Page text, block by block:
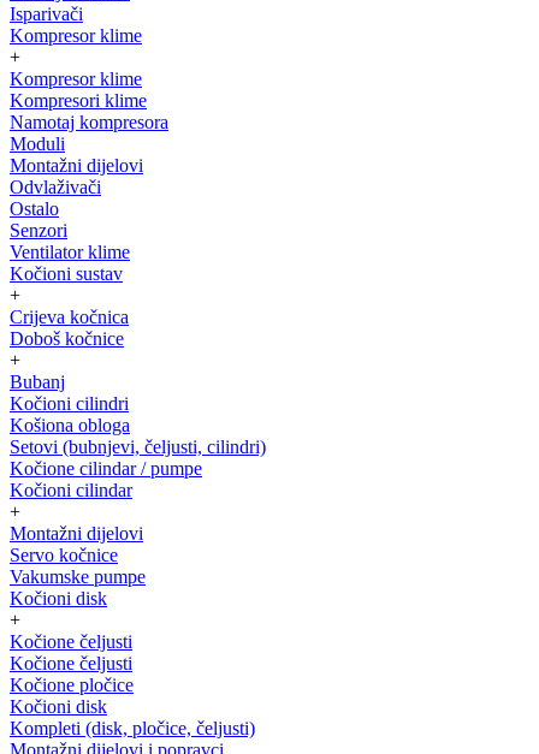
Isparivači
Kompresor klime
+
Kompresor klime
Kompresori klime
Namotaj kompresora
Moduli
Montažni dijelovi
Odvlaživači
Ostalo
Senzori
Ventilator klime
Kočioni sustav
+
Crijeva kočnica
Doboš kočnice
+
Bubanj
Kočioni cilindri
Košiona obloga
Setovi (bubnjevi, čeljusti, cilindri)
Kočione cilindar / pumpe
Kočioni cilindar
+
Montažni dijelovi
Servo kočnice
Vakumske pumpe
Kočioni disk
+
Kočione čeljusti
Kočione čeljusti
Kočione pločice
Kočioni disk
Kompleti (disk, pločice, čeljusti)
Montažni dijelovi i popravci